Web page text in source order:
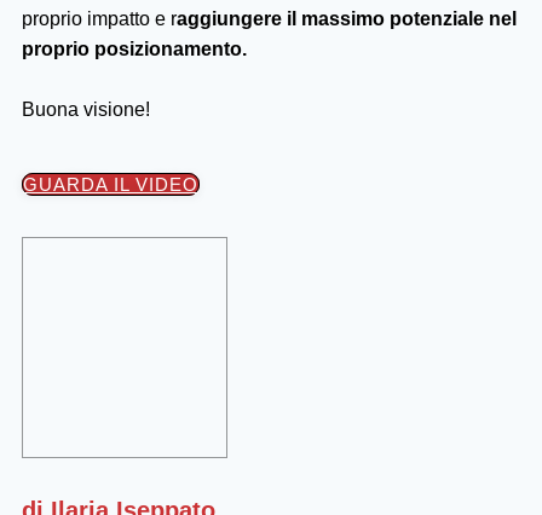
proprio impatto e raggiungere il massimo potenziale nel
proprio posizionamento.
Buona visione!
GUARDA IL VIDEO